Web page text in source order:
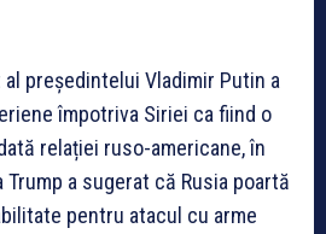
președintelui Vladimir Putin a
împotriva Siriei ca fiind o
relației ruso-americane, în
a sugerat că Rusia poartă
pentru atacul cu arme